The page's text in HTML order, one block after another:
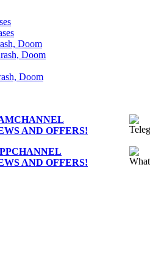
Doom
Doom
Doom
AND OFFERS!
AND OFFERS!